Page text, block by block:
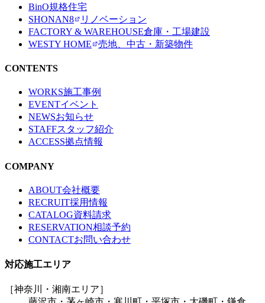
BinO規格住宅
SHONAN8
リノベーション
FACTORY & WAREHOUSE倉庫・工場建設
WESTY HOME
売地、中古・新築物件
CONTENTS
WORKS施工事例
EVENTイベント
NEWSお知らせ
STAFFスタッフ紹介
ACCESS拠点情報
COMPANY
ABOUT会社概要
RECRUIT採用情報
CATALOG資料請求
RESERVATION相談予約
CONTACTお問い合わせ
対応施工エリア
［神奈川・湘南エリア］